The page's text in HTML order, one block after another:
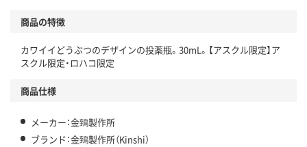
この商品の環境配慮ポイントです。下記商品詳細「
アスクル商品環境スコア詳細／加点項目
商品の特徴
カワイイどうぶつのデザインの投薬瓶。30mL。【アスクル限定】ア
スクル限定・ロハコ限定
商品仕様
メーカー：金鵄製作所
ブランド：金鵄製作所（Kinshi）